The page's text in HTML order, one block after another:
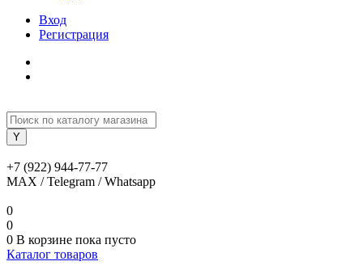
Вход
Регистрация
+7 (922) 944-77-77
MAX / Telegram / Whatsapp
0
0
0 В корзине пока пусто
Каталог товаров